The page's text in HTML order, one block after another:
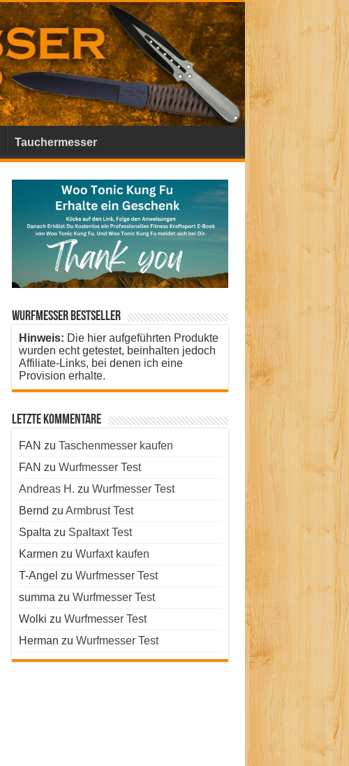
Tauchermesser
Wurfmesser Bestseller
Hinweis: Die hier aufgeführten Produkte
wurden echt getestet, beinhalten jedoch
Affiliate-Links, bei denen ich eine
Provision erhalte.
Letzte kommentare
FAN zu Taschenmesser kaufen
FAN zu Wurfmesser Test
Andreas H. zu Wurfmesser Test
Bernd zu Armbrust Test
Spalta zu Spaltaxt Test
Karmen zu Wurfaxt kaufen
T-Angel zu Wurfmesser Test
summa zu Wurfmesser Test
Wolki zu Wurfmesser Test
Herman zu Wurfmesser Test